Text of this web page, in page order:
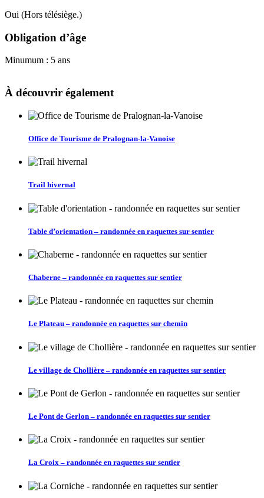
Oui (Hors télésiège.)
Obligation d’âge
Minumum : 5 ans
À découvrir également
Office de Tourisme de Pralognan-la-Vanoise
Trail hivernal
Table d’orientation – randonnée en raquettes sur sentier
Chaberne – randonnée en raquettes sur sentier
Le Plateau – randonnée en raquettes sur chemin
Le village de Chollière – randonnée en raquettes sur sentier
Le Pont de Gerlon – randonnée en raquettes sur sentier
La Croix – randonnée en raquettes sur sentier